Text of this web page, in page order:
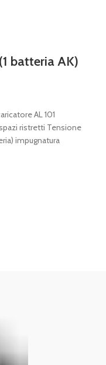
batteria AK)
AL 101
ristretti Tensione
impugnatura